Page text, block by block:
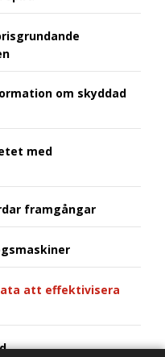
om skyddad
med
framgångar
att effektivisera